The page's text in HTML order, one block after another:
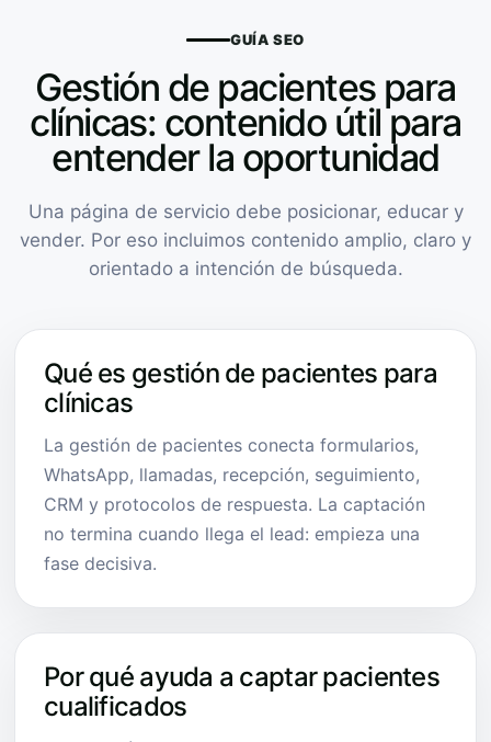
GUÍA SEO
Gestión de pacientes para
clínicas: contenido útil para
entender la oportunidad
Una página de servicio debe posicionar, educar y
vender. Por eso incluimos contenido amplio, claro y
orientado a intención de búsqueda.
Qué es gestión de pacientes para
clínicas
La gestión de pacientes conecta formularios,
WhatsApp, llamadas, recepción, seguimiento,
CRM y protocolos de respuesta. La captación
no termina cuando llega el lead: empieza una
fase decisiva.
Por qué ayuda a captar pacientes
cualificados